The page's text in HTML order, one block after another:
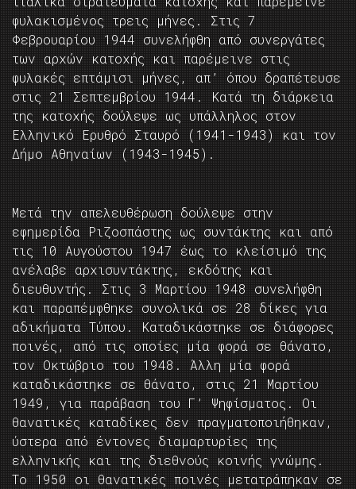
φυλακισμένος τρεις μήνες. Στις 7
Φεβρουαρίου 1944 συνελήφθη από συνεργάτες
των αρχών κατοχής και παρέμεινε στις
φυλακές επτάμισι μήνες, απ’ όπου δραπέτευσε
στις 21 Σεπτεμβρίου 1944. Κατά τη διάρκεια
της κατοχής δούλεψε ως υπάλληλος στον
Ελληνικό Ερυθρό Σταυρό (1941-1943) και τον
Δήμο Αθηναίων (1943-1945).
Μετά την απελευθέρωση δούλεψε στην
εφημερίδα Ριζοσπάστης ως συντάκτης και από
τις 10 Αυγούστου 1947 έως το κλείσιμό της
ανέλαβε αρχισυντάκτης, εκδότης και
διευθυντής. Στις 3 Μαρτίου 1948 συνελήφθη
και παραπέμφθηκε συνολικά σε 28 δίκες για
αδικήματα Τύπου. Καταδικάστηκε σε διάφορες
ποινές, από τις οποίες μία φορά σε θάνατο,
τον Οκτώβριο του 1948. Άλλη μία φορά
καταδικάστηκε σε θάνατο, στις 21 Μαρτίου
1949, για παράβαση του Γ’ Ψηφίσματος. Οι
θανατικές καταδίκες δεν πραγματοποιήθηκαν,
ύστερα από έντονες διαμαρτυρίες της
ελληνικής και της διεθνούς κοινής γνώμης.
Το 1950 οι θανατικές ποινές μετατράπηκαν σε